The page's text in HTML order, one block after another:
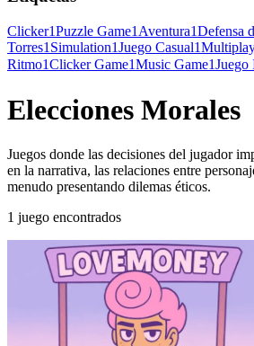
Clicker1Puzzle Game1 Aventura1Defensa
Torres1 Simulation1Juego Casual1
Ritmo1Clicker Game1Music Game1Juego
Elecciones Morales
Juegos donde las decisiones del jugador
en la narrativa, las relaciones entre
menudo presentando dilemas éticos.
1 juego encontrados